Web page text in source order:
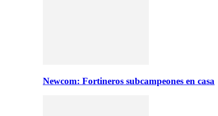
Newcom: Fortineros subcampeones en casa